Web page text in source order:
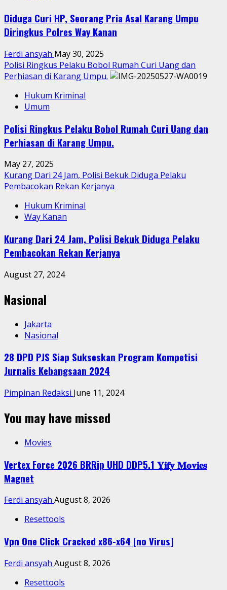
Diduga Curi HP, Seorang Pria Asal Karang Umpu
Diringkus Polres Way Kanan
Ferdi ansyah May 30, 2025
Polisi Ringkus Pelaku Bobol Rumah Curi Uang dan
Perhiasan di Karang Umpu.
Hukum Kriminal
Umum
Polisi Ringkus Pelaku Bobol Rumah Curi Uang dan
Perhiasan di Karang Umpu.
May 27, 2025
Kurang Dari 24 Jam, Polisi Bekuk Diduga Pelaku
Pembacokan Rekan Kerjanya
Hukum Kriminal
Way Kanan
Kurang Dari 24 Jam, Polisi Bekuk Diduga Pelaku
Pembacokan Rekan Kerjanya
August 27, 2024
Nasional
Jakarta
Nasional
28 DPD PJS Siap Sukseskan Program Kompetisi
Jurnalis Kebangsaan 2024
Pimpinan Redaksi June 11, 2024
You may have missed
Movies
Vertex Force 2026 BRRip UHD DDP5.1 𝐘𝐢𝐟𝐲 𝐌𝐨𝐯𝐢𝐞𝐬
Magnet
Ferdi ansyah August 8, 2026
Resettools
Vpn One Click Cracked x86-x64 [no Virus]
Ferdi ansyah August 8, 2026
Resettools